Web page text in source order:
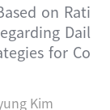
on Rati
Dail
for Co
Kim